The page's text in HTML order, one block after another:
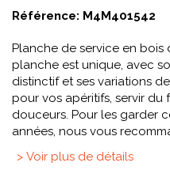
Référence: M4M401542
Planche de service en
planche est unique, avec
distinctif et ses variations
pour vos apéritifs, servir du
douceurs. Pour les garder
années, nous vous
> Voir plus de détails